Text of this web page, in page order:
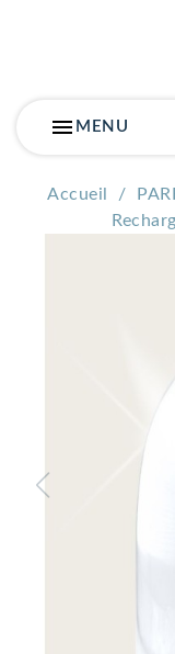
menu MENU
Accueil